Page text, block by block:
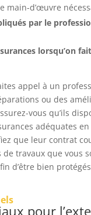
main-d’œuvre
par le
lorsqu’on
appel à un
ou des
vous qu’ils
adéquates en
que leur contrat
travaux que vous
d’être bien
pour